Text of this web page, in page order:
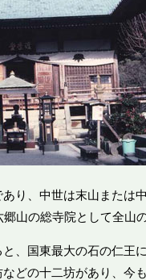
り、中世は末山または
山の総寺院として全山
、国東最大の石の仁王
どの十二坊があり、今